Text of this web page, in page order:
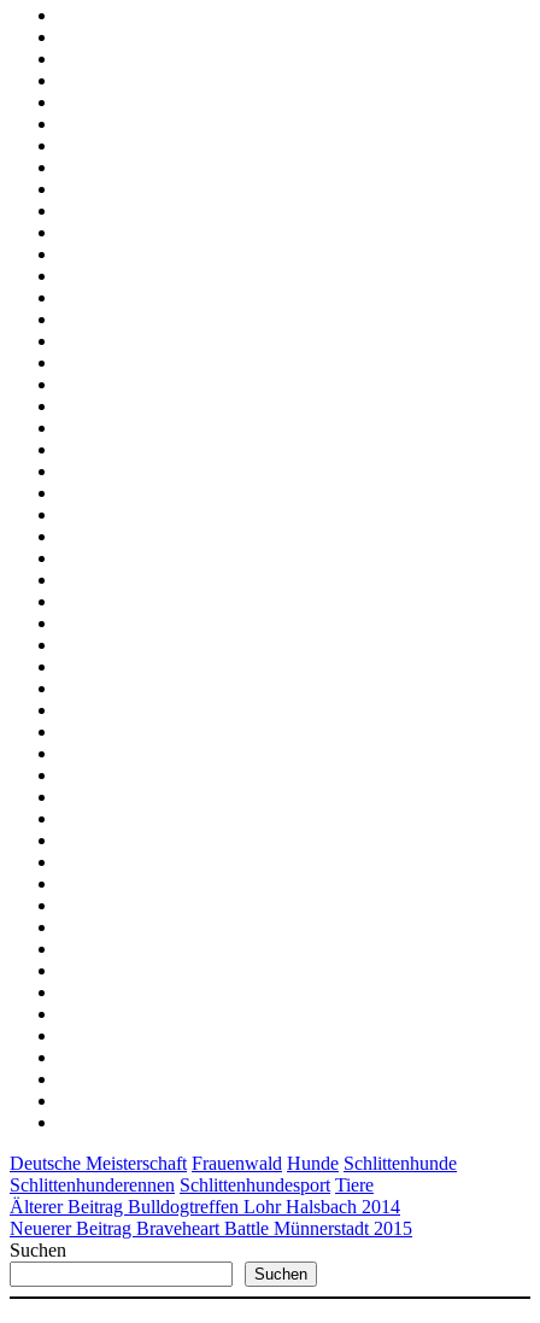
Deutsche Meisterschaft Frauenwald Hunde Schlittenhunde
Schlittenhunderennen Schlittenhundesport Tiere
Älterer Beitrag Bulldogtreffen Lohr Halsbach 2014
Neuerer Beitrag Braveheart Battle Münnerstadt 2015
Suchen
Suchen